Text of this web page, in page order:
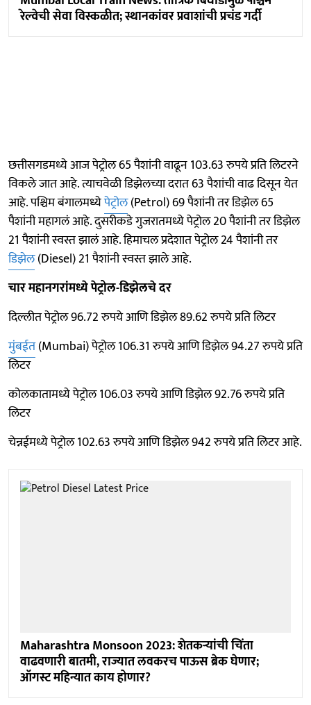
रेल्वेची सेवा विस्कळीत; स्थानकांवर प्रवाशांची प्रचंड गर्दी
छत्तीसगडमध्ये आज पेट्रोल 65 पैशांनी वाढून 103.63 रुपये प्रति लिटरने
विकले जात आहे. त्याचवेळी डिझेलच्या दरात 63 पैशांची वाढ दिसून येत
आहे. पश्चिम बंगालमध्येपेट्रोल(Petrol) 69 पैशांनी तर डिझेल 65
पैशांनी महागलं आहे. दुसरीकडे गुजरातमध्ये पेट्रोल 20 पैशांनी तर डिझेल
21 पैशांनी स्वस्त झालं आहे. हिमाचल प्रदेशात पेट्रोल 24 पैशांनी तर
डिझेल(Diesel) 21 पैशांनी स्वस्त झाले आहे.
चार महानगरांमध्ये पेट्रोल-डिझेलचे दर
दिल्लीत पेट्रोल 96.72 रुपये आणि डिझेल 89.62 रुपये प्रति लिटर
मुंबईत(Mumbai) पेट्रोल 106.31 रुपये आणि डिझेल 94.27 रुपये प्रति
लिटर
कोलकातामध्ये पेट्रोल 106.03 रुपये आणि डिझेल 92.76 रुपये प्रति
लिटर
चेन्नईमध्ये पेट्रोल 102.63 रुपये आणि डिझेल 942 रुपये प्रति लिटर आहे.
Maharashtra Monsoon 2023: शेतकऱ्यांची चिंता
वाढवणारी बातमी, राज्यात लवकरच पाऊस ब्रेक घेणार;
ऑगस्ट महिन्यात काय होणार?